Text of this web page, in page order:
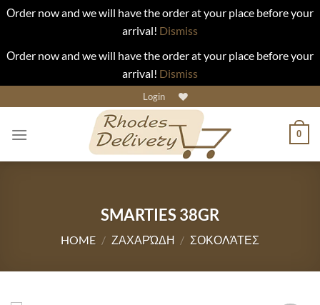
Οrder now and we will have the order at your place before your
arrival! Dismiss
Οrder now and we will have the order at your place before your
arrival! Dismiss
to
content
Login
0
SMARTIES 38GR
HOME / ΖΑΧΑΡΏΔΗ / ΣΟΚΟΛΆΤΕΣ